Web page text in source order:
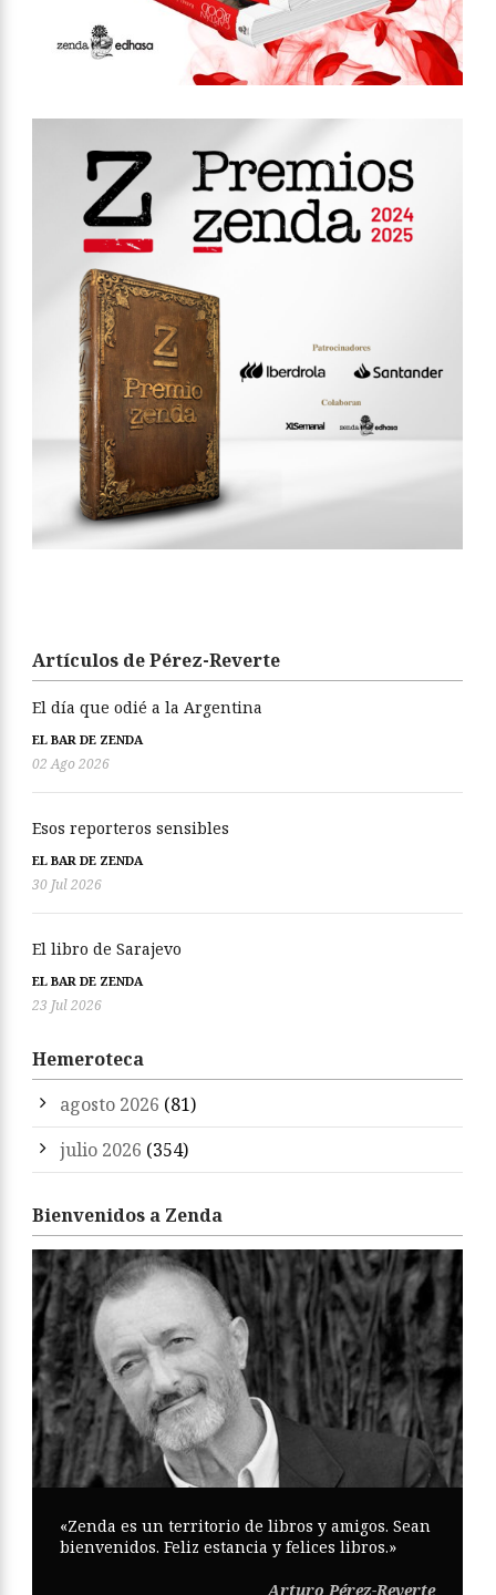
Artículos de Pérez-Reverte
El día que odié a la Argentina
EL BAR DE ZENDA
02 Ago 2026
Esos reporteros sensibles
EL BAR DE ZENDA
30 Jul 2026
El libro de Sarajevo
EL BAR DE ZENDA
23 Jul 2026
Hemeroteca
agosto 2026 (81)
julio 2026 (354)
Bienvenidos a Zenda
«Zenda es un territorio de libros y amigos. Sean
bienvenidos. Feliz estancia y felices libros.»
Arturo Pérez-Reverte